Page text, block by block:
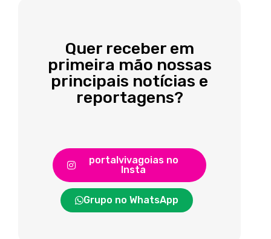
Quer receber em
primeira mão nossas
principais notícias e
reportagens?
portalvivagoias no
Insta
Grupo no WhatsApp